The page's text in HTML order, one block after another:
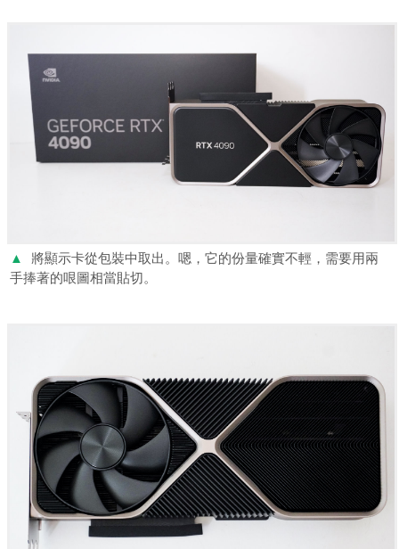
▲
將顯示卡從包裝中取出。嗯，它的份量確實不輕，需要用兩
手捧著的哏圖相當貼切。